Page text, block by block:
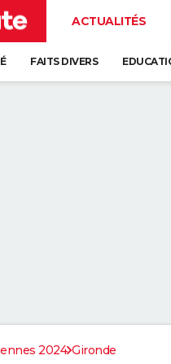
ACTUALITÉS
FAITS DIVERS
2024 Gironde